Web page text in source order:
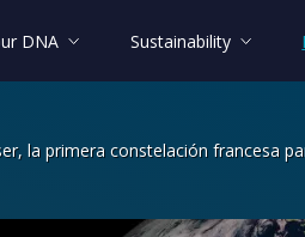
DNA Sustainability
la primera constelación francesa